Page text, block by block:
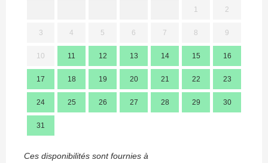
1 2
3 4 5 6 7 8 9
10 11 12 13 14 15 16
17 18 19 20 21 22 23
24 25 26 27 28 29 30
31
Ces disponibilités sont fournies à